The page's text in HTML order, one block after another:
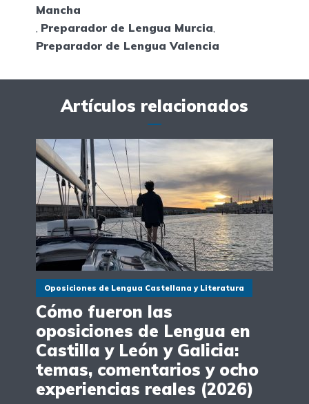
Mancha
, Preparador de Lengua Murcia,
Preparador de Lengua Valencia
Artículos relacionados
Oposiciones de Lengua Castellana y Literatura
Cómo fueron las
oposiciones de Lengua en
Castilla y León y Galicia:
temas, comentarios y ocho
experiencias reales (2026)